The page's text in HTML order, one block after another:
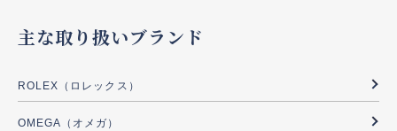
主な取り扱いブランド
ROLEX（ロレックス）
OMEGA（オメガ）